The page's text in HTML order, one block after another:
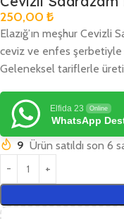
250,00 ₺
Elazığ’ın meşhur Cevizli
ceviz ve enfes
Geleneksel tariflerle
Elfida 23 Online
WhatsApp
9 Ürün satıldı son 6